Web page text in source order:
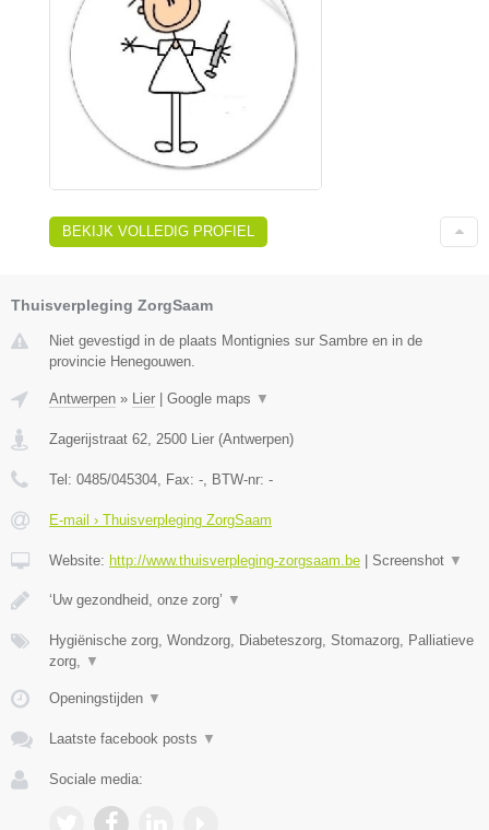
BEKIJK VOLLEDIG PROFIEL
Thuisverpleging ZorgSaam
Niet gevestigd in de plaats Montignies sur Sambre en in de
provincie Henegouwen.
Antwerpen » Lier Google maps ▼
Zagerijstraat 62, 2500 Lier (Antwerpen)
Tel: 0485/045304, Fax: -, BTW-nr: -
E-mail › Thuisverpleging ZorgSaam
Website: http://www.thuisverpleging-zorgsaam.be Screenshot ▼
‘Uw gezondheid, onze zorg’ ▼
Hygiënische zorg, Wondzorg, Diabeteszorg, Stomazorg, Palliatieve
zorg, ▼
Openingstijden ▼
Laatste facebook posts ▼
Sociale media: